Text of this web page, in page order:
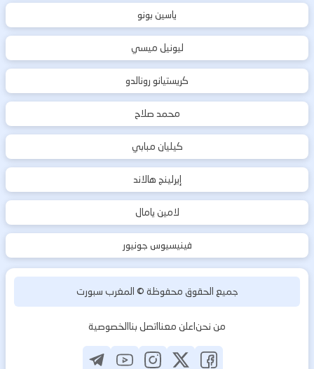
ياسين بونو
ليونيل ميسي
كريستيانو رونالدو
محمد صلاح
كيليان مبابي
إيرلينج هالاند
لامين يامال
فينيسيوس جونيور
جميع الحقوق محفوظة ©المغرب سبورت
من نحناعلن معنااتصل بناالخصوصية